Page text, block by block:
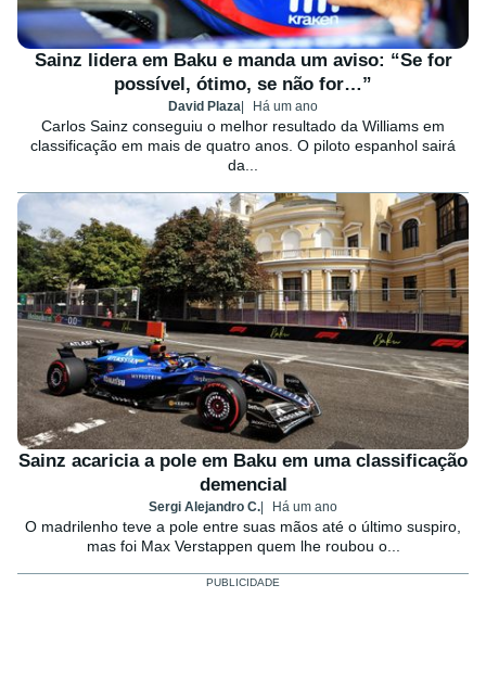
Sainz lidera em Baku e manda um aviso: “Se for
possível, ótimo, se não for…”
David Plaza Há um ano
Carlos Sainz conseguiu o melhor resultado da Williams em
classificação em mais de quatro anos. O piloto espanhol sairá
da...
Sainz acaricia a pole em Baku em uma classificação
demencial
Sergi Alejandro C. Há um ano
O madrilenho teve a pole entre suas mãos até o último suspiro,
mas foi Max Verstappen quem lhe roubou o...